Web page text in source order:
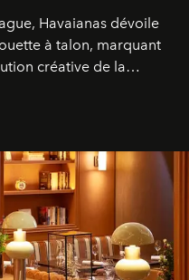
Havaianas dévoile
à talon, marquant
créative de la